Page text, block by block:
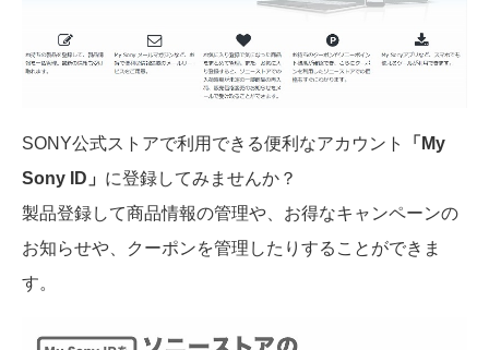
SONY公式ストアで利用できる便利なアカウント
「My
Sony ID」 に登録してみませんか？
製品登録して商品情報の管理や、お得なキャンペーンの
お知らせや、クーポンを管理したりすることができま
す。